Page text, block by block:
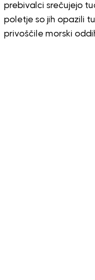
prebivalci srečujejo
poletje so jih opazili
privoščile morski